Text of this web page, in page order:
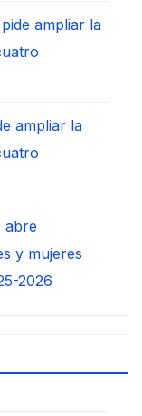
ampliar la
ampliar la
abre
y mujeres
2026